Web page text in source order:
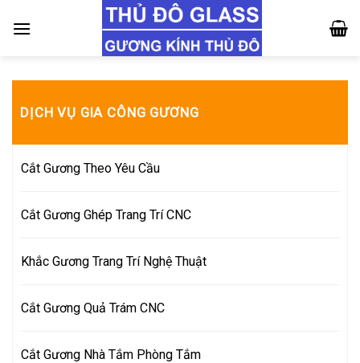
DỊCH VỤ GIA CÔNG GƯƠNG
Cắt Gương Theo Yêu Cầu
Cắt Gương Ghép Trang Trí CNC
Khắc Gương Trang Trí Nghệ Thuật
Cắt Gương Quả Trám CNC
Cắt Gương Nhà Tắm Phòng Tắm